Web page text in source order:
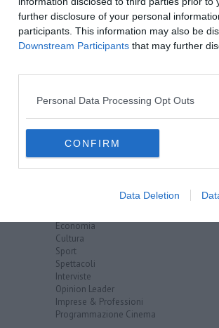
further disclosure of your personal
participants. This information may also be
Downstream Participants that may further
Personal Data Processing Opt Outs
CONFIRM
Data Deletion
pista di atletica
gli ori olimpici
pista di atletica
Economia
Cultura
Sport
Spettacoli
Interviste
Opinion Leader
Imprese & Professioni
Programmazione Cinema